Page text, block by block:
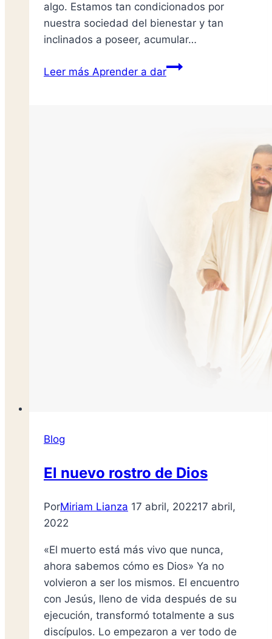
algo. Estamos tan condicionados por
nuestra sociedad del bienestar y tan
inclinados a poseer, acumular…
Leer más Aprender a dar
Blog
El nuevo rostro de Dios
PorMiriam Lianza 17 abril, 202217 abril,
2022
«El muerto está más vivo que nunca,
ahora sabemos cómo es Dios» Ya no
volvieron a ser los mismos. El encuentro
con Jesús, lleno de vida después de su
ejecución, transformó totalmente a sus
discípulos. Lo empezaron a ver todo de